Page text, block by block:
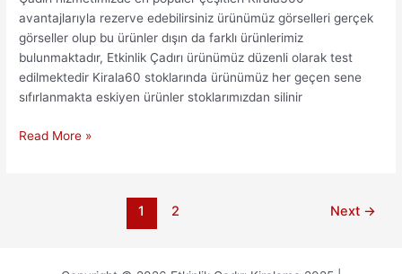
avantajlarıyla rezerve edebilirsiniz ürünümüz görselleri gerçek
görseller olup bu ürünler dışın da farklı ürünlerimiz
bulunmaktadır, Etkinlik Çadırı ürünümüz düzenli olarak test
edilmektedir Kirala60 stoklarında ürünümüz her geçen sene
sıfırlanmakta eskiyen ürünler stoklarımızdan silinir
Uygun
Read More »
1 2 Next →